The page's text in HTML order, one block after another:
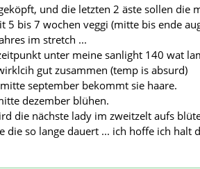
und die letzten 2 äste sollen die
5 bis 7 wochen veggi (mitte bis ende
im stretch ...
unter meine sanlight 140 wat
gut zusammen (temp is absurd)
september bekommt sie haare.
dezember blühen.
die nächste lady im zweitzelt aufs
die so lange dauert ... ich hoffe ich halt